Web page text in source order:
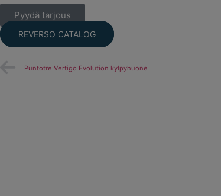
Pyydä tarjous
REVERSO CATALOG
Puntotre Vertigo Evolution kylpyhuone